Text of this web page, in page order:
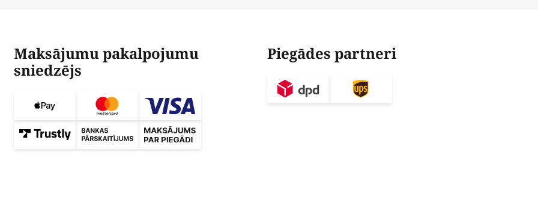
Maksājumu pakalpojumu
sniedzējs
Piegādes partneri